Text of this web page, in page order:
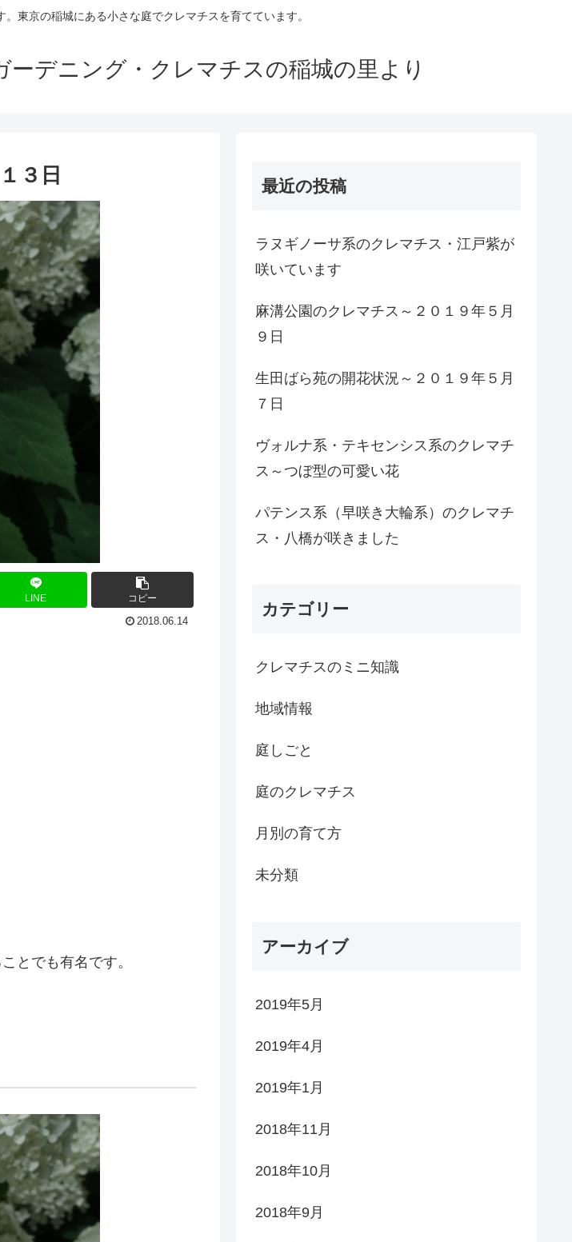
東京の稲城にある小さな庭でクレマチスを育てています。
デニング・クレマチスの稲城の里より
３日
LINE コピー
2018.06.14
とでも有名です。
最近の投稿
ラヌギノーサ系のクレマチス・江戸紫が
咲いています
麻溝公園のクレマチス～２０１９年５月
９日
生田ばら苑の開花状況～２０１９年５月
７日
ヴォルナ系・テキセンシス系のクレマチ
ス～つぼ型の可愛い花
パテンス系（早咲き大輪系）のクレマチ
ス・八橋が咲きました
カテゴリー
クレマチスのミニ知識
地域情報
庭しごと
庭のクレマチス
月別の育て方
未分類
アーカイブ
2019年5月
2019年4月
2019年1月
2018年11月
2018年10月
2018年9月